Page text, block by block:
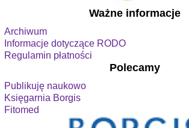
Ważne informacje
Archiwum
Informacje dotyczące RODO
Regulamin płatności
Polecamy
Publikuję naukowo
Księgarnia Borgis
Fitomed